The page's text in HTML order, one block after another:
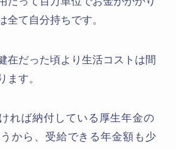
全て自分持ちです。
在だった頃より生活コストは間
ます。
れば納付している厚生年金の
から、受給できる年金額も少